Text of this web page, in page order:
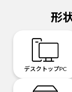
形
デスクトップPC